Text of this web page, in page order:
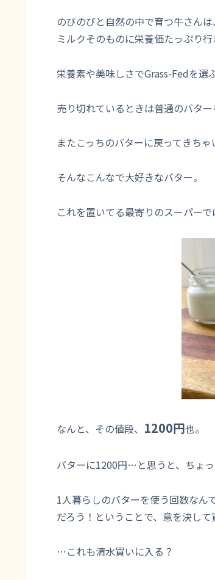
のびのびと自然の中で育つ牛さん
ミルクそのものに栄養価たっぷり行
栄養素や美味しさでGrass-Fedを選
売り切れているときは普通のバタ
またこっちのバターに戻ってきちゃ
そんなこんなで大好きなバター。
これを置いてる最寄りのスーパー
なんと、その値段、 1200円也。
バターに1200円…と思うと、ちょ
1人暮らしのバターを使う回数なん
だろう！ということで、意を決し
…これも清水買いに入る？